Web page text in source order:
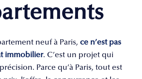
neuf à Paris, ce n’est pas
immobilier. C’est un projet qui
Parce qu’à Paris, tout est